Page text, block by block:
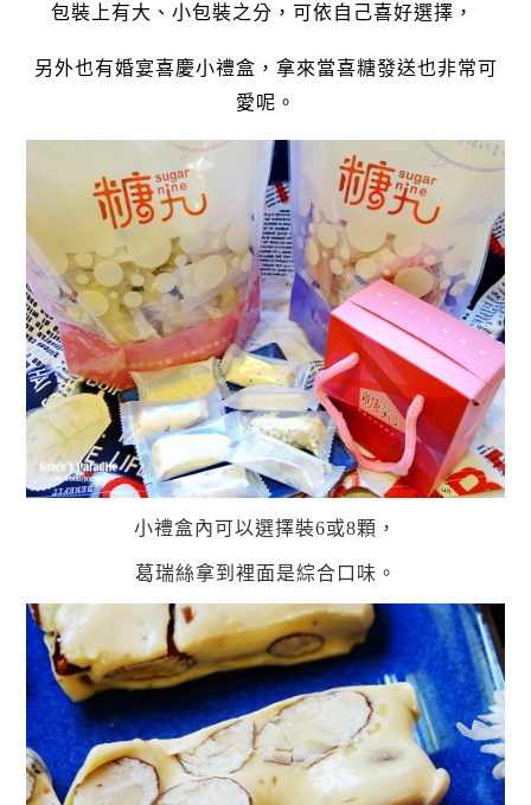
包裝上有大、小包裝之分，可依自己喜好選擇，
另外也有婚宴喜慶小禮盒，拿來當喜糖發送也非常可
愛呢。
小禮盒內可以選擇裝6或8顆，
葛瑞絲拿到裡面是綜合口味。